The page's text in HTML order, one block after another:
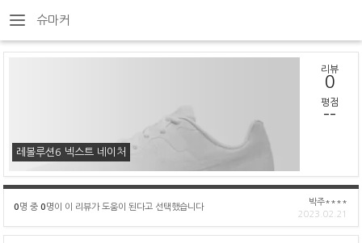
슈마커
레볼루션6 넥스트 네이처
리뷰
0
평점
--
0명 중 0명이 이 리뷰가 도움이 된다고 선택했습니다
박주****
2023.02.21